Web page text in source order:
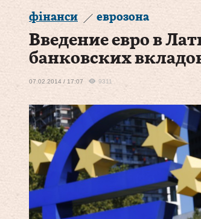
фінанси еврозона
Введение евро в
банковских
07.02.2014 / 17:07 9311